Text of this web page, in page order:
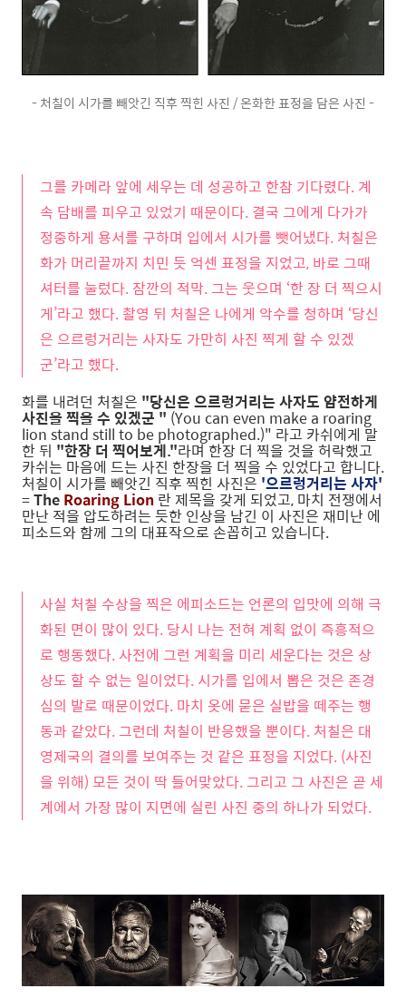
- 처칠이 시가를 빼앗긴 직후 찍힌 사진 / 온화한 표정을 담은 사진 -
그를 카메라 앞에 세우는 데 성공하고 한참 기다렸다. 계
속 담배를 피우고 있었기 때문이다. 결국 그에게 다가가
정중하게 용서를 구하며 입에서 시가를 뺏어냈다. 처칠은
화가 머리끝까지 치민 듯 억센 표정을 지었고, 바로 그때
셔터를 눌렀다. 잠깐의 적막. 그는 웃으며 ‘한 장 더 찍으시
게’라고 했다. 촬영 뒤 처칠은 나에게 악수를 청하며 ‘당신
은 으르렁거리는 사자도 가만히 사진 찍게 할 수 있겠
군’라고 했다.
화를 내려던 처칠은 "당신은 으르렁거리는 사자도 얌전하게
사진을 찍을 수 있겠군 " (You can even make a roaring
lion stand still to be photographed.)" 라고 카쉬에게 말
한 뒤 "한장 더 찍어보게."라며 한장 더 찍을 것을 허락했고
카쉬는 마음에 드는 사진 한장을 더 찍을 수 있었다고 합니다.
처칠이 시가를 빼앗긴 직후 찍힌 사진은 '으르렁거리는 사자'
=The Roaring Lion 란 제목을 갖게 되었고, 마치 전쟁에서
만난 적을 압도하려는 듯한 인상을 남긴 이 사진은 재미난 에
피소드와 함께 그의 대표작으로 손꼽히고 있습니다.
사실 처칠 수상을 찍은 에피소드는 언론의 입맛에 의해 극
화된 면이 많이 있다. 당시 나는 전혀 계획 없이 즉흥적으
로 행동했다. 사전에 그런 계획을 미리 세운다는 것은 상
상도 할 수 없는 일이었다. 시가를 입에서 뽑은 것은 존경
심의 발로 때문이었다. 마치 옷에 묻은 실밥을 떼주는 행
동과 같았다. 그런데 처칠이 반응했을 뿐이다. 처칠은 대
영제국의 결의를 보여주는 것 같은 표정을 지었다. (사진
을 위해) 모든 것이 딱 들어맞았다. 그리고 그 사진은 곧 세
계에서 가장 많이 지면에 실린 사진 중의 하나가 되었다.